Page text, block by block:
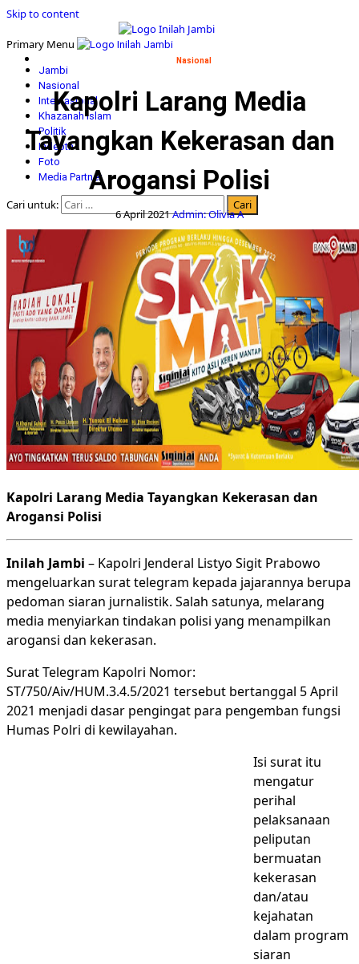
Skip to content
Primary Menu
Jambi
Nasional
Internasional
Khazanah Islam
Politik
Indepth
Foto
Media Partner
Cari untuk:
Nasional
Kapolri Larang Media
Tayangkan Kekerasan dan
Arogansi Polisi
6 April 2021Admin: Olivia A
Kapolri Larang Media Tayangkan Kekerasan dan
Arogansi Polisi
Inilah Jambi – Kapolri Jenderal Listyo Sigit Prabowo
mengeluarkan surat telegram kepada jajarannya berupa
pedoman siaran jurnalistik. Salah satunya, melarang
media menyiarkan tindakan polisi yang menampilkan
arogansi dan kekerasan.
Surat Telegram Kapolri Nomor:
ST/750/Aiv/HUM.3.4.5/2021 tersebut bertanggal 5 April
2021 menjadi dasar pengingat para pengemban fungsi
Humas Polri di kewilayahan.
Isi surat itu
mengatur
perihal
pelaksanaan
peliputan
bermuatan
kekerasan
dan/atau
kejahatan
dalam program
siaran